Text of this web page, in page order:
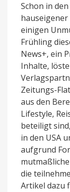
Schon in
einigen
Frühling
News+, ein
Inhalte,
Zeitungs-
aus den
Lifestyle,
beteiligt
in den USA
aufgrund
die
Artikel dazu